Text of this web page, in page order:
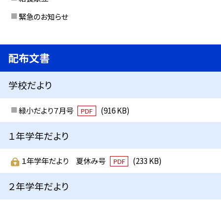
緊急のお知らせ
配布文書
学校だより
緑小だより７月号 PDF (916 KB)
１年学年だより
１年学年だより 夏休み号 PDF (233 KB)
２年学年だより